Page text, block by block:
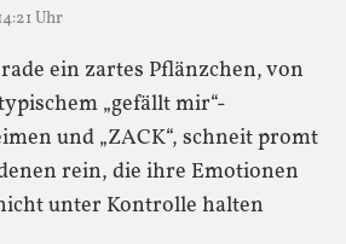
Uhr
ein zartes Pflänzchen, von
„gefällt mir“-
und „ZACK“, schneit promt
rein, die ihre Emotionen
unter Kontrolle halten